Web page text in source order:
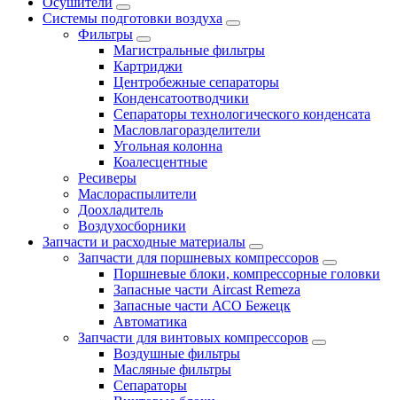
Системы подготовки воздуха
Фильтры
Магистральные фильтры
Картриджи
Центробежные сепараторы
Конденсатоотводчики
Сепараторы технологического конденсата
Масловлагоразделители
Угольная колонна
Коалесцентные
Ресиверы
Маслораспылители
Доохладитель
Воздухосборники
Запчасти и расходные материалы
Запчасти для поршневых компрессоров
Поршневые блоки, компрессорные головки
Запасные части Aircast Remeza
Запасные части АСО Бежецк
Автоматика
Запчасти для винтовых компрессоров
Воздушные фильтры
Масляные фильтры
Сепараторы